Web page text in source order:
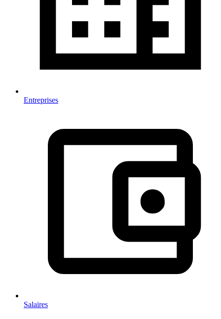
Entreprises
Salaires